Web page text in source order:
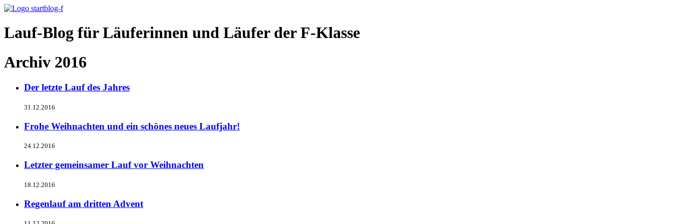
Lauf-Blog für Läuferinnen und Läufer der F-Klasse
Archiv 2016
Der letzte Lauf des Jahres
31.12.2016
Frohe Weihnachten und ein schönes neues Laufjahr!
24.12.2016
Letzter gemeinsamer Lauf vor Weihnachten
18.12.2016
Regenlauf am dritten Advent